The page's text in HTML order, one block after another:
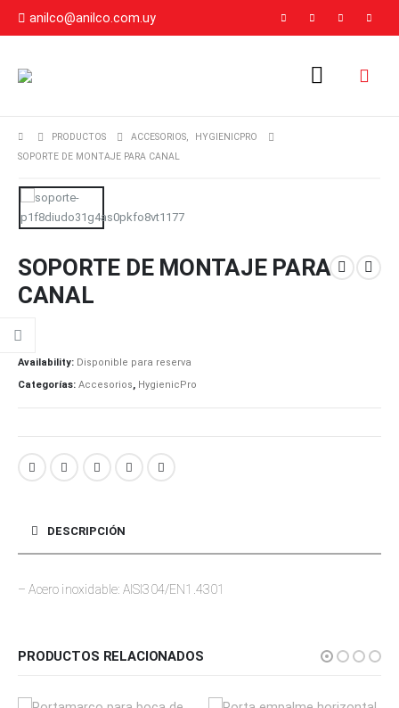
anilco@anilco.com.uy
PRODUCTOS ACCESORIOS,
HYGIENICPRO
SOPORTE DE MONTAJE PARA CANAL
SOPORTE DE MONTAJE PARA
CANAL
Availability: Disponible para reserva
Categorías: Accesorios, HygienicPro
DESCRIPCIÓN
– Acero inoxidable: AISI304/EN1.4301
PRODUCTOS RELACIONADOS